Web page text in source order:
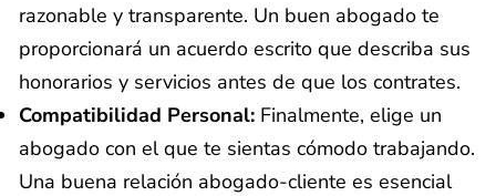
razonable y transparente. Un buen abogado te
proporcionará un acuerdo escrito que describa sus
honorarios y servicios antes de que los contrates.
Compatibilidad Personal: Finalmente, elige un
abogado con el que te sientas cómodo trabajando.
Una buena relación abogado-cliente es esencial